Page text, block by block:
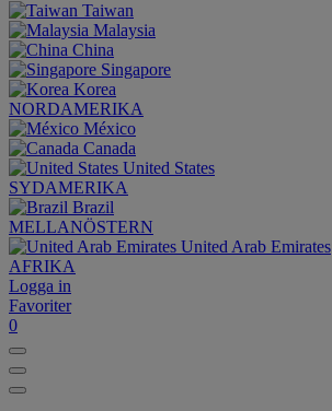
Taiwan
Malaysia
China
Singapore
Korea
NORDAMERIKA
México
Canada
United States
SYDAMERIKA
Brazil
MELLANÖSTERN
United Arab Emirates
AFRIKA
Logga in
Favoriter
0